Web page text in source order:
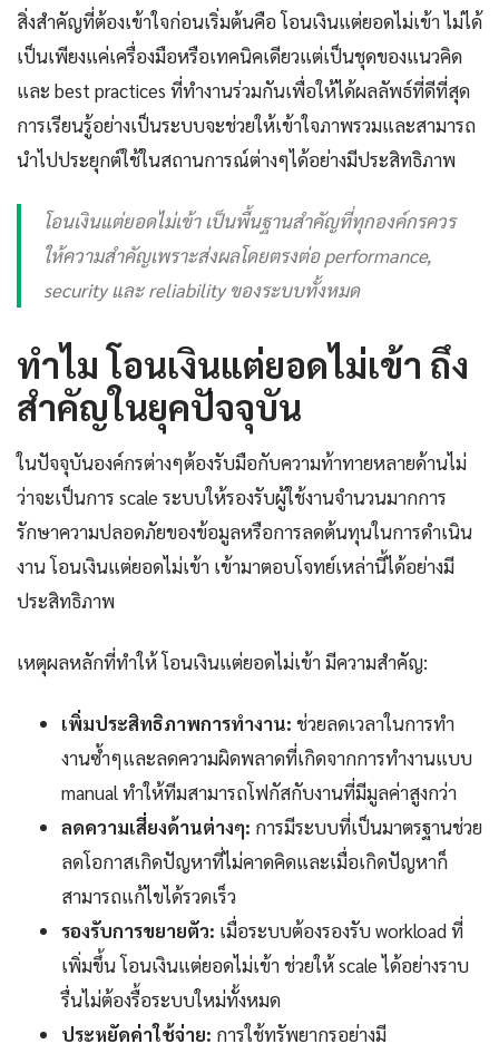
สิ่งสำคัญที่ต้องเข้าใจก่อนเริ่มต้นคือ โอนเงินแต่ยอดไม่เข้า ไม่ได้
เป็นเพียงแค่เครื่องมือหรือเทคนิคเดียวแต่เป็นชุดของแนวคิด
และ best practices ที่ทำงานร่วมกันเพื่อให้ได้ผลลัพธ์ที่ดีที่สุด
การเรียนรู้อย่างเป็นระบบจะช่วยให้เข้าใจภาพรวมและสามารถ
นำไปประยุกต์ใช้ในสถานการณ์ต่างๆได้อย่างมีประสิทธิภาพ
โอนเงินแต่ยอดไม่เข้า เป็นพื้นฐานสำคัญที่ทุกองค์กรควร
ให้ความสำคัญเพราะส่งผลโดยตรงต่อ performance,
security และ reliability ของระบบทั้งหมด
ทำไม โอนเงินแต่ยอดไม่เข้า ถึง
สำคัญในยุคปัจจุบัน
ในปัจจุบันองค์กรต่างๆต้องรับมือกับความท้าทายหลายด้านไม่
ว่าจะเป็นการ scale ระบบให้รองรับผู้ใช้งานจำนวนมากการ
รักษาความปลอดภัยของข้อมูลหรือการลดต้นทุนในการดำเนิน
งาน โอนเงินแต่ยอดไม่เข้า เข้ามาตอบโจทย์เหล่านี้ได้อย่างมี
ประสิทธิภาพ
เหตุผลหลักที่ทำให้ โอนเงินแต่ยอดไม่เข้า มีความสำคัญ:
เพิ่มประสิทธิภาพการทำงาน: ช่วยลดเวลาในการทำ
งานซ้ำๆและลดความผิดพลาดที่เกิดจากการทำงานแบบ
manual ทำให้ทีมสามารถโฟกัสกับงานที่มีมูลค่าสูงกว่า
ลดความเสี่ยงด้านต่างๆ: การมีระบบที่เป็นมาตรฐานช่วย
ลดโอกาสเกิดปัญหาที่ไม่คาดคิดและเมื่อเกิดปัญหาก็
สามารถแก้ไขได้รวดเร็ว
รองรับการขยายตัว: เมื่อระบบต้องรองรับ workload ที่
เพิ่มขึ้น โอนเงินแต่ยอดไม่เข้า ช่วยให้ scale ได้อย่างราบ
รื่นไม่ต้องรื้อระบบใหม่ทั้งหมด
ประหยัดค่าใช้จ่าย: การใช้ทรัพยากรอย่างมี